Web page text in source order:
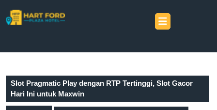
content
Open
Button
Search
Slot Pragmatic Play dengan RTP Tertinggi, Slot Gacor
Hari Ini untuk Maxwin